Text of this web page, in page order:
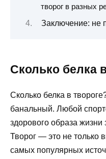
творог в разных
Заключение: не
Сколько белка
Сколько белка в
банальный. Любой
здорового образа
Творог — это не только
самых популярных